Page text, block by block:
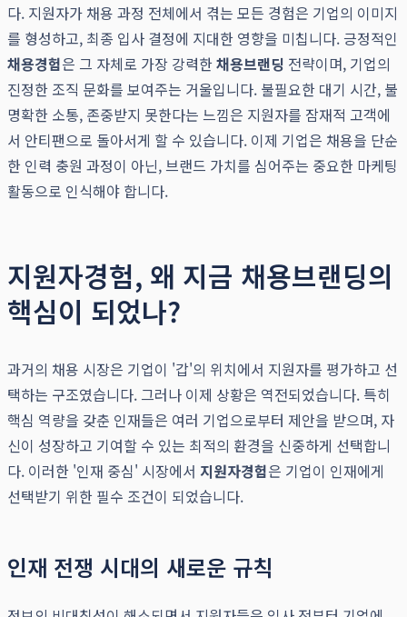
다. 지원자가 채용 과정 전체에서 겪는 모든 경험은 기업의 이미지
를 형성하고, 최종 입사 결정에 지대한 영향을 미칩니다. 긍정적인
채용경험은 그 자체로 가장 강력한채용브랜딩 전략이며, 기업의
진정한 조직 문화를 보여주는 거울입니다. 불필요한 대기 시간, 불
명확한 소통, 존중받지 못한다는 느낌은 지원자를 잠재적 고객에
서 안티팬으로 돌아서게 할 수 있습니다. 이제 기업은 채용을 단순
한 인력 충원 과정이 아닌, 브랜드 가치를 심어주는 중요한 마케팅
활동으로 인식해야 합니다.
지원자경험, 왜 지금 채용브랜딩의
핵심이 되었나?
과거의 채용 시장은 기업이 '갑'의 위치에서 지원자를 평가하고 선
택하는 구조였습니다. 그러나 이제 상황은 역전되었습니다. 특히
핵심 역량을 갖춘 인재들은 여러 기업으로부터 제안을 받으며, 자
신이 성장하고 기여할 수 있는 최적의 환경을 신중하게 선택합니
다. 이러한 '인재 중심' 시장에서 지원자경험은 기업이 인재에게
선택받기 위한 필수 조건이 되었습니다.
인재 전쟁 시대의 새로운 규칙